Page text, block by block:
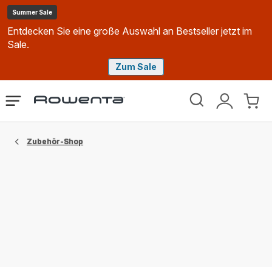
Summer Sale
Entdecken Sie eine große Auswahl an Bestseller jetzt im
Sale.
Zum Sale
Rowenta
Mein
Mein
Das
Zubehör-Shop